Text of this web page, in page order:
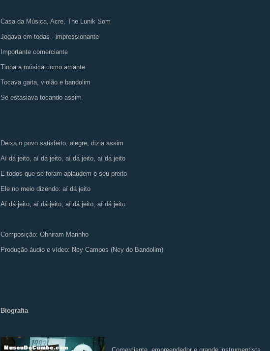
Casa da Música, Acre, The Lunik Som
Jogava em todas - impressionante
Importante comerciante
Tinha a música como amante
Tocava gaita, violão e bandolim
Se estasiava tocando assim
Deixa o povo satisfeito, alegre, dizia assim
Aí dá jeito, aí dá jeito, aí dá jeito, aí dá jeito
E todos que se foram aplaudem o seu preito
Ele no meio dizendo: aí dá jeito
Aí dá jeito, aí dá jeito, aí dá jeito, aí dá jeito
Composição: Ohniram Marinho
Produção áudio e vídeo: Ney Campos (Ney do Bandolim)
Biografia